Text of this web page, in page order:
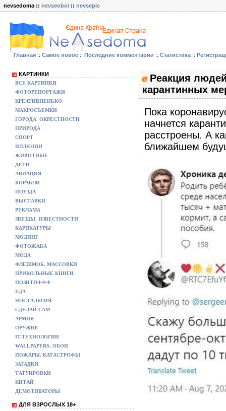
nevsedoma :: nevseoboi :: nevsepic
Главная :: Самое новое :: Последние комментарии :: Статистика ::
КАРТИНКИ
ВСЕ КАРТИНКИ
ФОТОРЕПОРТАЖИ
КРЕАТИВНЕНЬКО
МАКРОСЪЕМКИ
ГОРОДА, ОКРЕСТНОСТИ
ПРИРОДА
СПОРТ
ИЛЛЮЗИИ
ЖИВОТНЫЕ
ДЕТИ
АВИАЦИЯ
КОРАБЛИ
ПОЕЗДА
ВЫСТАВКИ
РЕКЛАМА
ЗВЕЗДЫ, ИЗВЕСТНОСТИ
КАРИКАТУРЫ
МОДИНГ
ФОТОЖАБА
МОДА
ФЛЕШМОБ, МАССОВКИ
ПРИКОЛЬНЫЕ КНИГИ
ПОЗИТИФФФ
ЕДА
НОСТАЛЬГИЯ
СДЕЛАЙ САМ
АРМИЯ
ОРУЖИЕ
IT-ТЕХНОЛОГИИ
WALLPAPERS, ОБОИ
ПОЖАРЫ, КАТАСТРОФЫ
ЗАГАДКИ
ТАТУИРОВКИ
КИТАЙ
ДЕМОТИВАТОРЫ
ДЛЯ ВЗРОСЛЫХ 18+
Реакция
карантинных
Пока
начнется
расстроены. А
ближайшем